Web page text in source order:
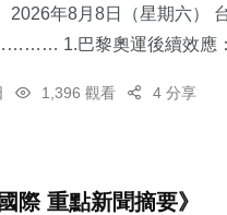
2026年8月8日（星期六）
黎奧運後續效應： 法
1,396 觀看 4 分享
際 重點新聞摘要》